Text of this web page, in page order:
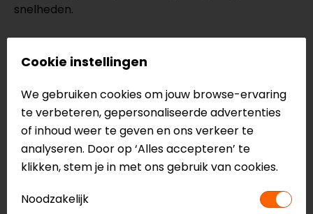
snelheden.
Personaliseer je helm tot in detail
De schroeven zijn verkrijgbaar in verschillende
kleuren, zodat je jouw helm nog verder kunt
personaliseren. Combineer kleuren en creëer een
unieke uitstraling die perfect bij jou past.
Met de JD One accessoires maak je van je helm
echt jouw eigen ontwerp.
Cookie instellingen
We gebruiken cookies om jouw browse-ervaring
te verbeteren, gepersonaliseerde advertenties
of inhoud weer te geven en ons verkeer te
analyseren. Door op ‘Alles accepteren’ te
klikken, stem je in met ons gebruik van cookies.
Noodzakelijk